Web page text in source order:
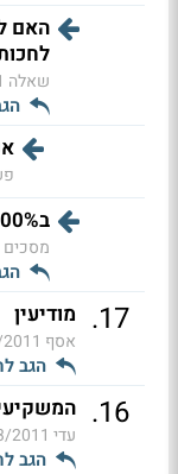
האם
שאלה
ב100%
מסכים
17
. מודיעין
אסף 10:17
הגב
16
.
עדי 10:12
הגב